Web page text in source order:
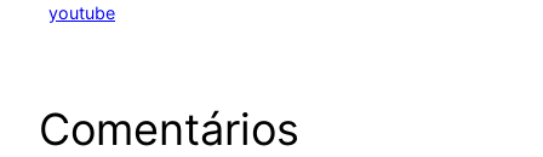
youtube
Comentários